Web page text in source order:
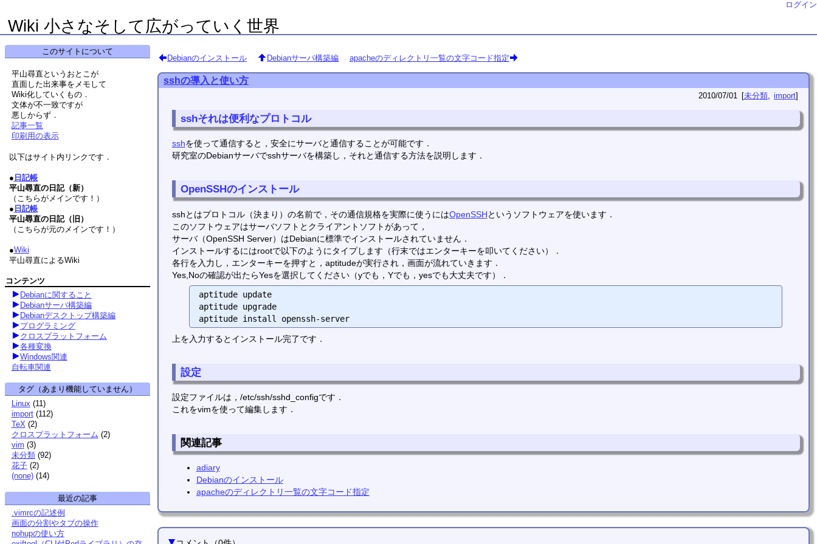
ログイン
Wiki 小さなそして広がっていく世界
Debianのインストール Debianサーバ構築編 apacheのディレクトリ一覧の文字コード指定
sshの導入と使い方
2010/07/01 未分類 import
sshそれは便利なプロトコル
sshを使って通信すると，安全にサーバと通信することが可能です．
研究室のDebianサーバでsshサーバを構築し，それと通信する方法を説明します．
OpenSSHのインストール
sshとはプロトコル（決まり）の名前で，その通信規格を実際に使うにはOpenSSHというソフトウェアを使います．
このソフトウェアはサーバソフトとクライアントソフトがあって，
サーバ（OpenSSH Server）はDebianに標準でインストールされていません．
インストールするにはrootで以下のようにタイプします（行末ではエンターキーを叩いてください）．
各行を入力し，エンターキーを押すと，aptitudeが実行され，画面が流れていきます．
Yes,Noの確認が出たらYesを選択してください（yでも，Yでも，yesでも大丈夫です）．
aptitude update
aptitude upgrade
aptitude install openssh-server
上を入力するとインストール完了です．
設定
設定ファイルは，/etc/ssh/sshd_configです．
これをvimを使って編集します．
関連記事
adiary
Debianのインストール
apacheのディレクトリ一覧の文字コード指定
このサイトについて
平山尋直というおとこが
直面した出来事をメモして
Wiki化していくもの．
文体が不一致ですが
悪しからず．
記事一覧
印刷用の表示
以下はサイト内リンクです．
● 日記帳
平山尋直の日記（新）
（こちらがメインです！）
● 日記帳
平山尋直の日記（旧）
（こちらが元のメインです！）
●Wiki
平山尋直によるWiki
コンテンツ
Debianに関すること
Debianサーバ構築編
Debianデスクトップ構築編
プログラミング
クロスプラットフォーム
各種変換
Windows関連
自転車関連
タグ（あまり機能していません）
Linux (11)
import (112)
TeX (2)
クロスプラットフォーム (2)
vim (3)
未分類 (92)
花子 (2)
(none) (14)
最近の記事
.vimrcの記述例
画面の分割やタブの操作
nohupの使い方